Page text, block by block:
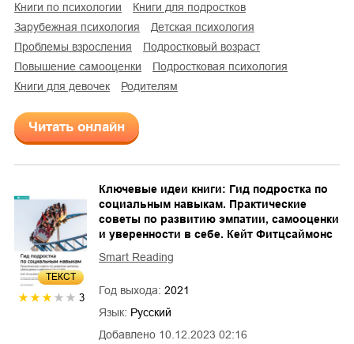
книги по психологии
книги для подростков
зарубежная психология
детская психология
проблемы взросления
подростковый возраст
повышение самооценки
подростковая психология
книги для девочек
родителям
Читать онлайн
ТЕКСТ
3
Добавлено 10.12.2023 02:16
Ключевые идеи книги: Гид подростка по
социальным навыкам. Практические
советы по развитию эмпатии, самооценки
и уверенности в себе. Кейт Фитцсаймонс
Smart Reading
Год выхода: 2021
Язык: Русский